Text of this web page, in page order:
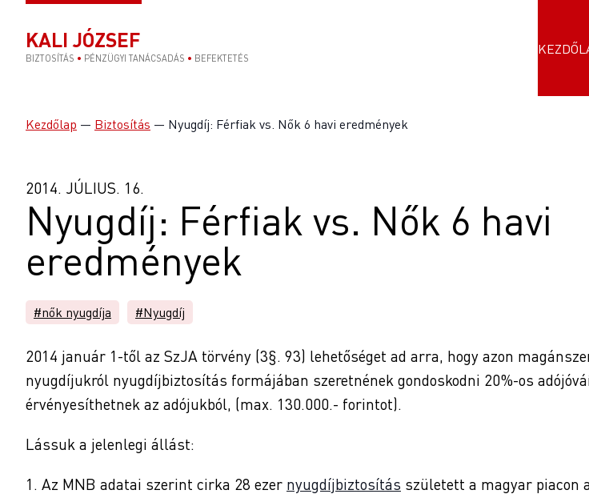
KALI JÓZSEF
BIZTOSÍTÁS • PÉNZÜGYI TANÁCSADÁS • BEFEKTETÉS
Kezdőlap — Biztosítás — Nyugdíj: Férfiak vs. Nők 6 havi eredmények
2014. JÚLIUS. 16.
Nyugdíj: Férfiak vs. Nők 6 havi
eredmények
#nők nyugdíja #Nyugdíj
2014 január 1-től az SzJA törvény (3§. 93) lehetőséget ad arra, hogy azon
nyugdíjukról nyugdíjbiztosítás formájában szeretnének gondoskodni 20%-os
érvényesíthetnek az adójukból, (max. 130.000.- forintot).
Lássuk a jelenlegi állást:
1. Az MNB adatai szerint cirka 28 ezer nyugdíjbiztosítás született a magyar piacon